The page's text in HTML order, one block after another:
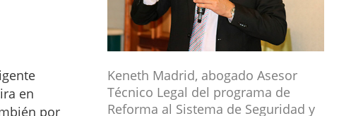
Keneth Madrid, abogado Asesor
Técnico Legal del programa de
Reforma al Sistema de Seguridad y
en
por